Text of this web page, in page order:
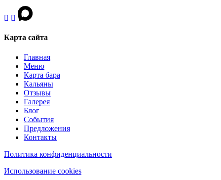
Карта сайта
Главная
Меню
Карта бара
Кальяны
Отзывы
Галерея
Блог
События
Предложения
Контакты
Политика конфиденциальности
Использование cookies